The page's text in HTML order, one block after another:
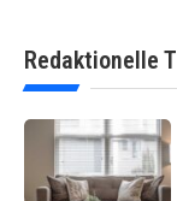
Redaktionelle